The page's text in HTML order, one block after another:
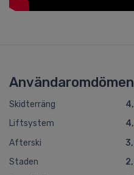
Skidterräng
Liftsystem
Afterski
Staden